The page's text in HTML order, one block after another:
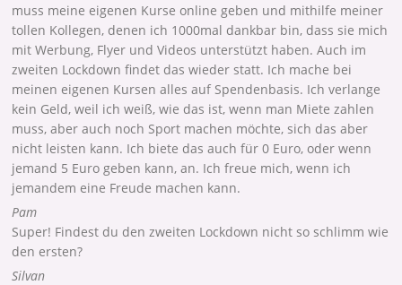
muss meine eigenen Kurse online geben und mithilfe meiner
tollen Kollegen, denen ich 1000mal dankbar bin, dass sie mich
mit Werbung, Flyer und Videos unterstützt haben. Auch im
zweiten Lockdown findet das wieder statt. Ich mache bei
meinen eigenen Kursen alles auf Spendenbasis. Ich verlange
kein Geld, weil ich weiß, wie das ist, wenn man Miete zahlen
muss, aber auch noch Sport machen möchte, sich das aber
nicht leisten kann. Ich biete das auch für 0 Euro, oder wenn
jemand 5 Euro geben kann, an. Ich freue mich, wenn ich
jemandem eine Freude machen kann.
Pam
Super! Findest du den zweiten Lockdown nicht so schlimm wie
den ersten?
Silvan